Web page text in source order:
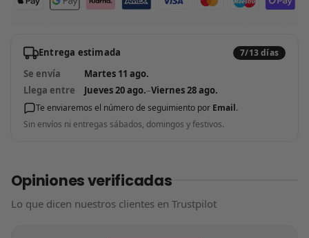
Entrega estimada 7/13 días
Se envía
Martes 11 ago.
Llega entre
Jueves 20 ago.–Viernes 28 ago.
Te enviaremos el número de seguimiento por Email.
Sin envíos ni entregas sábados, domingos y festivos.
Opiniones verificadas
Lo que dicen nuestros clientes en Trustpilot